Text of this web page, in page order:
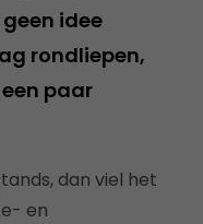
idee
rondliepen,
paar
dan viel het
en